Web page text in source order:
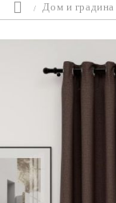
Дом и градина